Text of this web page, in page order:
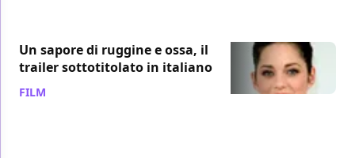
Un sapore di ruggine e ossa, il
trailer sottotitolato in italiano
FILM